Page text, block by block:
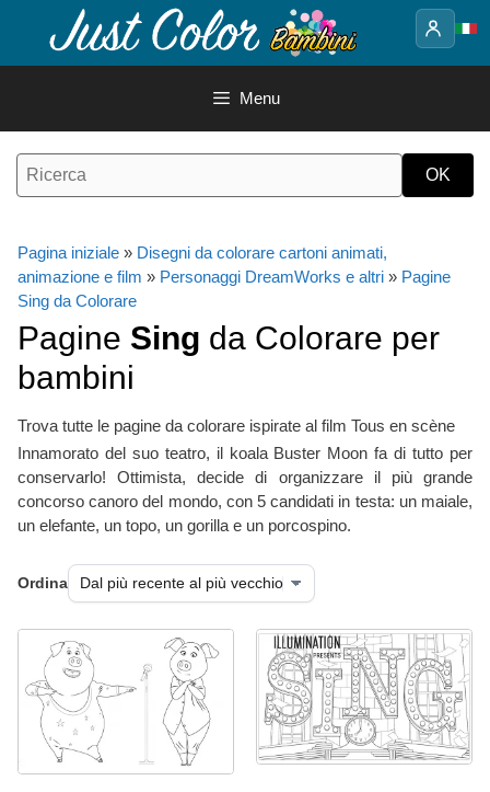
contenuto
Menu
Pagina iniziale » Disegni da colorare cartoni animati,
animazione e film » Personaggi DreamWorks e altri » Pagine
Sing da Colorare
Pagine Sing da Colorare per
bambini
Trova tutte le pagine da colorare ispirate al film Tous en scène
Innamorato del suo teatro, il koala Buster Moon fa di tutto per
conservarlo! Ottimista, decide di organizzare il più grande
concorso canoro del mondo, con 5 candidati in testa: un maiale,
un elefante, un topo, un gorilla e un porcospino.
Ordina